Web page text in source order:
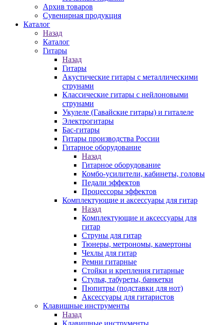
Архив товаров
Сувенирная продукция
Каталог
Назад
Каталог
Гитары
Назад
Гитары
Акустические гитары с металлическими
струнами
Классические гитары с нейлоновыми
струнами
Укулеле (Гавайские гитары) и гиталеле
Электрогитары
Бас-гитары
Гитары производства России
Гитарное оборудование
Назад
Гитарное оборудование
Комбо-усилители, кабинеты, головы
Педали эффектов
Процессоры эффектов
Комплектующие и аксессуары для гитар
Назад
Комплектующие и аксессуары для
гитар
Струны для гитар
Тюнеры, метрономы, камертоны
Чехлы для гитар
Ремни гитарные
Стойки и крепления гитарные
Стулья, табуреты, банкетки
Пюпитры (подставки для нот)
Аксессуары для гитаристов
Клавишные инструменты
Назад
Клавишные инструменты